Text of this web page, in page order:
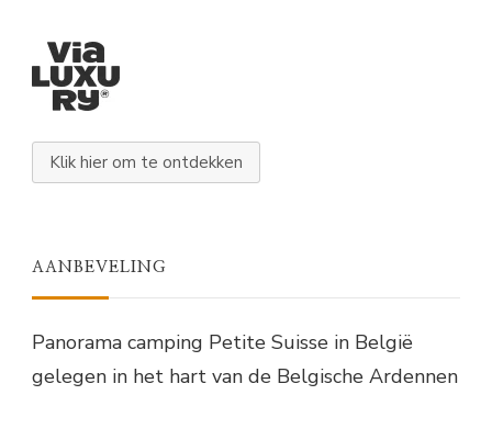
Klik hier om te ontdekken
AANBEVELING
Panorama camping Petite Suisse in België
gelegen in het hart van de Belgische Ardennen